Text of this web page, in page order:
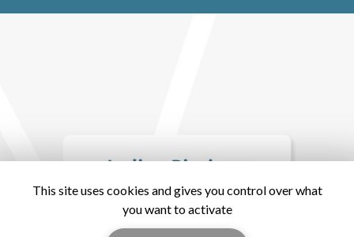
This site uses cookies and gives you control over what
you want to activate